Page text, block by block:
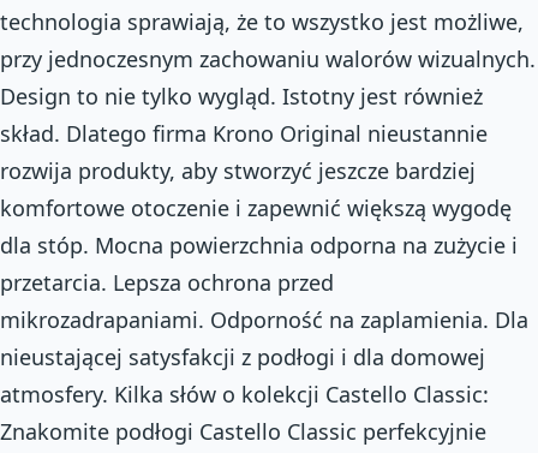
technologia sprawiają, że to wszystko jest możliwe,
przy jednoczesnym zachowaniu walorów wizualnych.
Design to nie tylko wygląd. Istotny jest również
skład. Dlatego firma Krono Original nieustannie
rozwija produkty, aby stworzyć jeszcze bardziej
komfortowe otoczenie i zapewnić większą wygodę
dla stóp. Mocna powierzchnia odporna na zużycie i
przetarcia. Lepsza ochrona przed
mikrozadrapaniami. Odporność na zaplamienia. Dla
nieustającej satysfakcji z podłogi i dla domowej
atmosfery. Kilka słów o kolekcji Castello Classic:
Znakomite podłogi Castello Classic perfekcyjnie